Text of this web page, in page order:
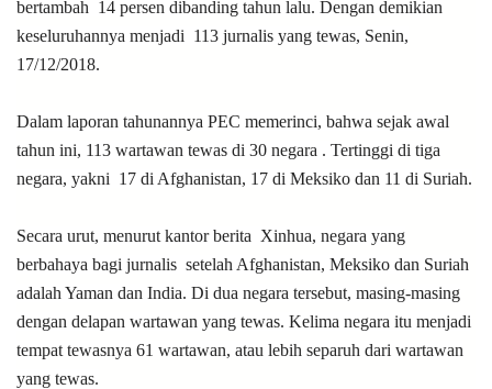
bertambah 14 persen dibanding tahun lalu. Dengan demikian
keseluruhannya menjadi 113 jurnalis yang tewas, Senin,
17/12/2018.
Dalam laporan tahunannya PEC memerinci, bahwa sejak awal
tahun ini, 113 wartawan tewas di 30 negara . Tertinggi di tiga
negara, yakni 17 di Afghanistan, 17 di Meksiko dan 11 di Suriah.
Secara urut, menurut kantor berita Xinhua, negara yang
berbahaya bagi jurnalis setelah Afghanistan, Meksiko dan Suriah
adalah Yaman dan India. Di dua negara tersebut, masing-masing
dengan delapan wartawan yang tewas. Kelima negara itu menjadi
tempat tewasnya 61 wartawan, atau lebih separuh dari wartawan
yang tewas.